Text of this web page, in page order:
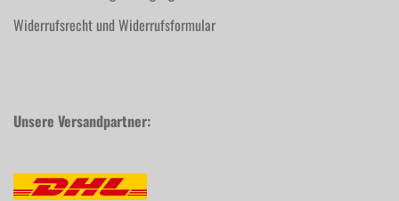
Widerrufsrecht und Widerrufsformular
Unsere Versandpartner: